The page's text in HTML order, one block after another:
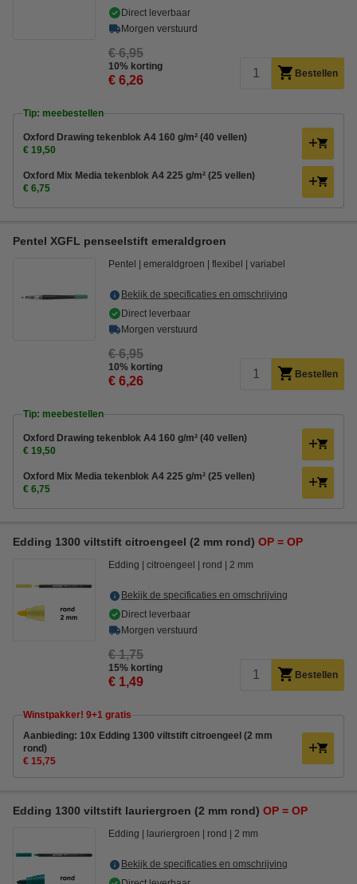
Direct leverbaar
Morgen verstuurd
€ 6,95
10% korting
€ 6,26 Bestellen
Tip: meebestellen
Oxford Drawing tekenblok A4 160 g/m² (40 vellen)
€ 19,50
Oxford Mix Media tekenblok A4 225 g/m² (25 vellen)
€ 6,75
Pentel XGFL penseelstift emeraldgroen
Pentel emeraldgroen flexibel variabel
Bekijk de specificaties en omschrijving
Direct leverbaar
Morgen verstuurd
€ 6,95
10% korting
€ 6,26 Bestellen
Tip: meebestellen
Oxford Drawing tekenblok A4 160 g/m² (40 vellen)
€ 19,50
Oxford Mix Media tekenblok A4 225 g/m² (25 vellen)
€ 6,75
Edding 1300 viltstift citroengeel (2 mm rond) OP = OP
Edding citroengeel rond 2 mm
Bekijk de specificaties en omschrijving
Direct leverbaar
Morgen verstuurd
€ 1,75
15% korting
€ 1,49 Bestellen
Winstpakker! 9+1 gratis
Aanbieding: 10x Edding 1300 viltstift citroengeel (2 mm
rond)
€ 15,75
Edding 1300 viltstift lauriergroen (2 mm rond) OP = OP
Edding lauriergroen rond 2 mm
Bekijk de specificaties en omschrijving